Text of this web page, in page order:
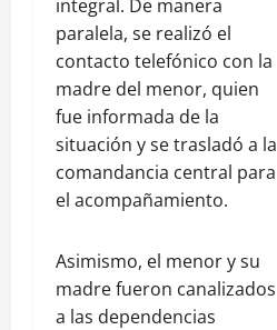
integral. De manera
paralela, se realizó el
contacto telefónico con la
madre del menor, quien
fue informada de la
situación y se trasladó a la
comandancia central para
el acompañamiento.
Asimismo, el menor y su
madre fueron canalizados
a las dependencias